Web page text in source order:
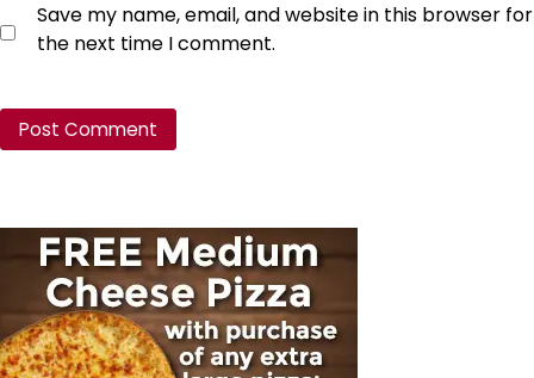
Save my name, email, and website in this browser for
the next time I comment.